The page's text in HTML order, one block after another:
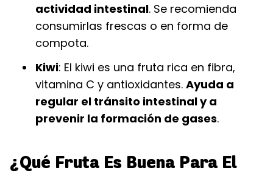
actividad intestinal. Se recomienda
consumirlas frescas o en forma de
compota.
Kiwi: El kiwi es una fruta rica en fibra,
vitamina C y antioxidantes. Ayuda a
regular el tránsito intestinal y a
prevenir la formación de gases.
¿Qué Fruta Es Buena Para El